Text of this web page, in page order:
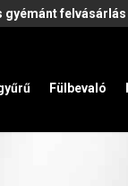
gyémánt felvásárlás
Fülbevaló